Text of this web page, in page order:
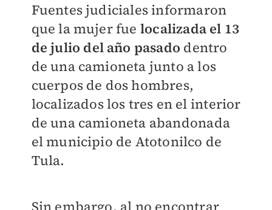
Fuentes judiciales informaron
que la mujer fue localizada el 13
de julio del año pasado dentro
de una camioneta junto a los
cuerpos de dos hombres,
localizados los tres en el interior
de una camioneta abandonada
el municipio de Atotonilco de
Tula.